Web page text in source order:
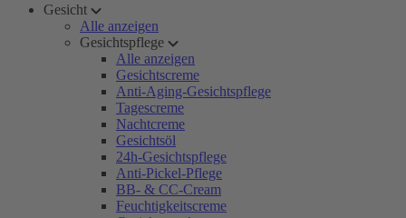
Gesicht
Alle anzeigen
Gesichtspflege
Alle anzeigen
Gesichtscreme
Anti-Aging-Gesichtspflege
Tagescreme
Nachtcreme
Gesichtsöl
24h-Gesichtspflege
Anti-Pickel-Pflege
BB- & CC-Cream
Feuchtigkeitscreme